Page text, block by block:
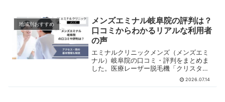
地域別おすすめ
メンズエミナル岐阜院の評判は？
口コミからわかるリアルな利用者
の声
エミナルクリニックメンズ（メンズエミ
ナル）岐阜院の口コミ・評判をまとめま
した。医療レーザー脱毛機「クリスタル
プロ」の解説や、実際の利用者の声をも
とに特徴を解説しています。岐阜エリア
2026.07.14